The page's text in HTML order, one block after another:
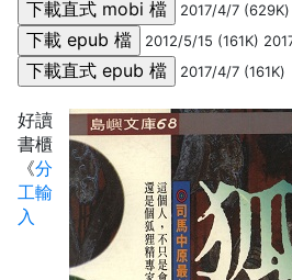
2017/4/7 (629K)
2012/5/15 (161K)
2017/4/7 (161K)
好讀
書櫃
《分
工輸
入